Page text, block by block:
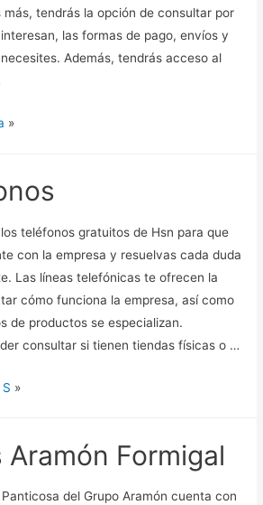
más, tendrás la opción de consultar por
las formas de pago, envíos y
Además, tendrás acceso al
»
teléfonos gratuitos de Hsn para que
con la empresa y resuelvas cada duda
Las líneas telefónicas te ofrecen la
cómo funciona la empresa, así como
de productos se especializan.
consultar si tienen tiendas físicas o …
»
Aramón Formigal
del Grupo Aramón cuenta con